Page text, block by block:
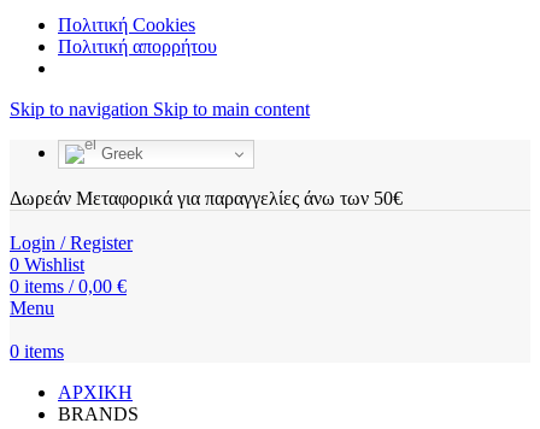
Πολιτική Cookies
Πολιτική απορρήτου
Skip to navigation Skip to main content
Greek
Δωρεάν Μεταφορικά για παραγγελίες άνω των 50€
Login / Register
0 Wishlist
0 items / 0,00 €
Menu
0 items
ΑΡΧΙΚΗ
BRANDS